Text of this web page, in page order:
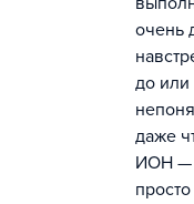
очень
до или
даже
ИОН —